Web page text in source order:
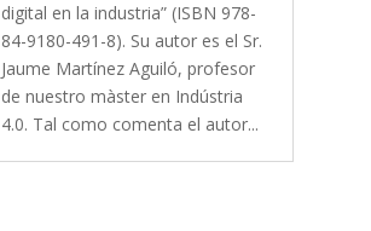
digital en la industria” (ISBN 978-
84-9180-491-8). Su autor es el Sr.
Jaume Martínez Aguiló, profesor
de nuestro màster en Indústria
4.0. Tal como comenta el autor...